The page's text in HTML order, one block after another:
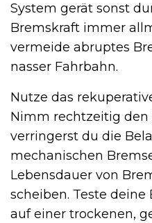
System gerät sonst
Bremskraft immer
vermeide abruptes
nasser Fahrbahn.
Nutze das
Nimm rechtzeitig den
verringerst du die
mechanischen
Lebensdauer von
scheiben. Teste
auf einer trockenen,